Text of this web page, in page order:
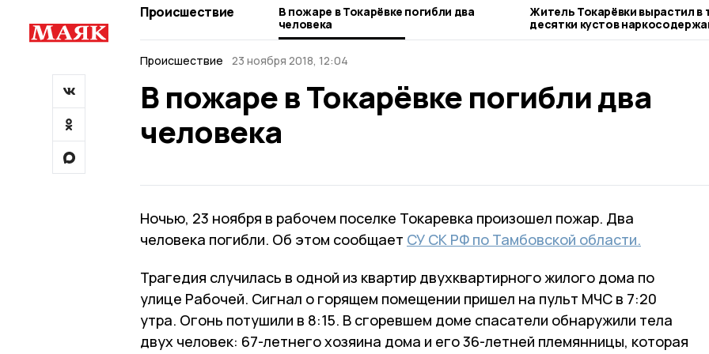
Происшествие
В пожаре в Токарёвке погибли два
человека
Житель Токарёвки вырастил в
десятки кустов
растения
Происшествие 23 ноября 2018, 12:04
В пожаре в Токарёвке погибли два
человека
Ночью, 23 ноября в рабочем поселке Токаревка произошел пожар. Два
человека погибли. Об этом сообщает СУ СК РФ по Тамбовской области.
Трагедия случилась в одной из квартир двухквартирного жилого дома по
улице Рабочей. Сигнал о горящем помещении пришел на пульт МЧС в 7:20
утра. Огонь потушили в 8:15. В сгоревшем доме спасатели обнаружили тела
двух человек: 67-летнего хозяина дома и его 36-летней племянницы, которая